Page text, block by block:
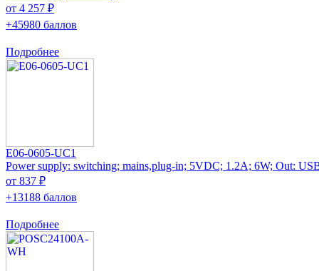
от 4 257 ₽
+45980 баллов
Подробнее
E06-0605-UC1
Power supply: switching; mains,plug-in; 5VDC; 1.2A; 6W; Out:
от 837 ₽
+13188 баллов
Подробнее